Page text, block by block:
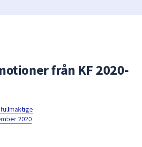
sökfältet
kommer
från KF 2020-
2020